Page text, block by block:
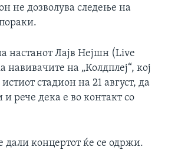
не дозволува следење на
настанот Лајв Нејшн (Live
навивачите на „Колдплеј“, кој
стадион на 21 август, да
рече дека е во контакт со
концертот ќе се одржи.